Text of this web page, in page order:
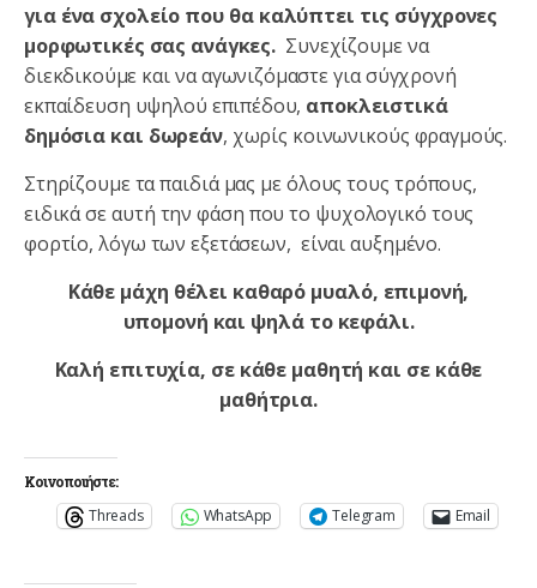
για ένα σχολείο που θα καλύπτει τις σύγχρονες
μορφωτικές σας ανάγκες.Συνεχίζουμε να
διεκδικούμε και να αγωνιζόμαστε για σύγχρονή
εκπαίδευση υψηλού επιπέδου, αποκλειστικά
δημόσια και δωρεάν, χωρίς κοινωνικούς φραγμούς.
Στηρίζουμε τα παιδιά μας με όλους τους τρόπους,
ειδικά σε αυτή την φάση που το ψυχολογικό τους
φορτίο, λόγω των εξετάσεων, είναι αυξημένο.
Κάθε μάχη θέλει καθαρό μυαλό, επιμονή,
υπομονή και ψηλά το κεφάλι.
Καλή επιτυχία, σε κάθε μαθητή και σε κάθε
μαθήτρια.
Κοινοποιήστε:
Threads WhatsApp Telegram Email